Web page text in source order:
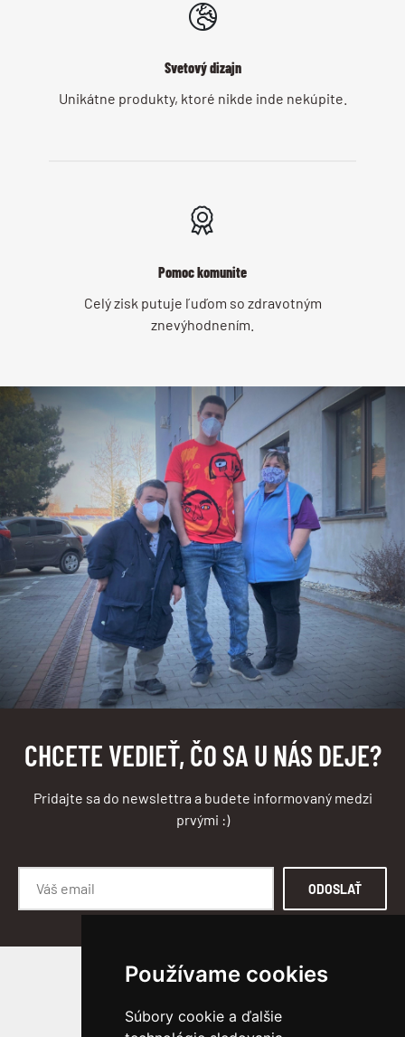
Používame cookies
Súbory cookie a ďalšie
Svetový dizajn
Unikátne produkty, ktoré nikde inde nekúpite.
Pomoc komunite
Celý zisk putuje ľuďom so zdravotným
znevýhodnením.
CHCETE VEDIEŤ, ČO SA U NÁS DEJE?
Pridajte sa do newslettra a budete informovaný medzi
prvými :)
ODOSLAŤ